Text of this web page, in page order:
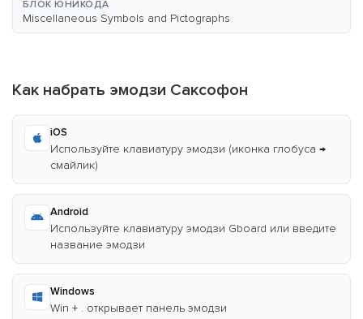
БЛОК ЮНИКОДА
Miscellaneous Symbols and Pictographs
Как набрать эмодзи Саксофон
iOS
Используйте клавиатуру эмодзи (иконка глобуса →
смайлик)
Android
Используйте клавиатуру эмодзи Gboard или введите
название эмодзи
Windows
Win + . открывает панель эмодзи